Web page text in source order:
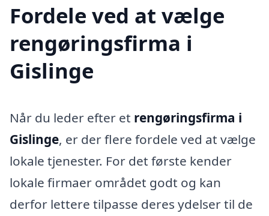
Fordele ved at vælge
rengøringsfirma i
Gislinge
Når du leder efter et rengøringsfirma i
Gislinge, er der flere fordele ved at vælge
lokale tjenester. For det første kender
lokale firmaer området godt og kan
derfor lettere tilpasse deres ydelser til de